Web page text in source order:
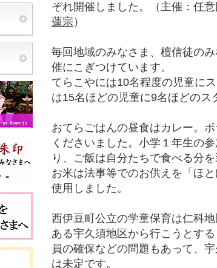
ぞれ開催しました。（主催：任
蓮宗 ）
毎回地域のみなさま、檀信徒の
催にこぎつけています。
てらこやには10名程度の児童に
は15名ほどの児童に9名ほどのス
おてらごはんの昼食はカレー。
くださいました。小学１年生の
り、ご飯は自分たちで食べる分を
お米は法事等でのお供えを「ほ
使用しました。
西伊豆町公立の学童保育は仁科
ある宇久須地区から行こうとす
員の確保などの問題もあって、
は未定です。